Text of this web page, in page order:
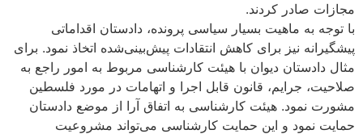
مجازات صادر کردند.
با توجه به ماهیت بسیار سیاسی پرونده، دادستان اقداماتی
پیشگیرانه نیز برای کاهش انتقادات پیش‌بینی‌شده اتخاذ نمود. برای
مثال دادستان دیوان با هیئت کارشناسی مربوط به امور راجع به
صلاحیت، جرایم، قانون قابل اجرا و اتهامات در مورد فلسطین
مشورت نمود. هیئت کارشناسی به اتفاق آرا از موضع دادستان
حمایت نمود و این حمایت کارشناسی می‌تواند مشروعیت